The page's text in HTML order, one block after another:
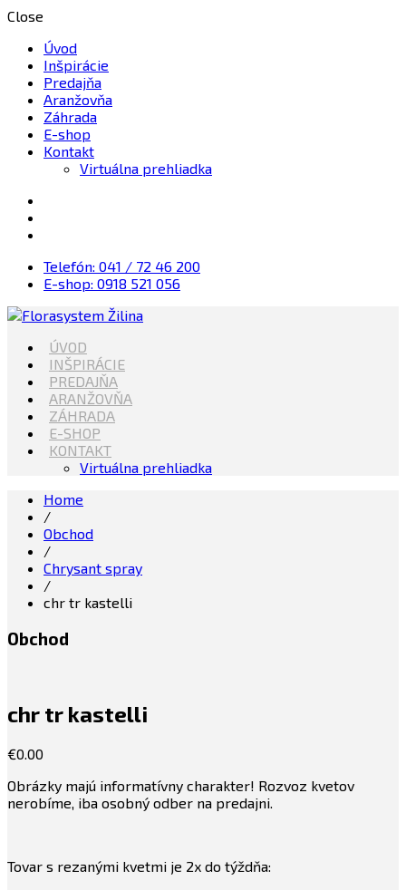
Close
Úvod
Inšpirácie
Predajňa
Aranžovňa
Záhrada
E-shop
Kontakt
Virtuálna prehliadka
Telefón: 041 / 72 46 200
E-shop: 0918 521 056
Florasystem Žilina
Kvety, Sviečky, dekorácie, Záhrada
ÚVOD
INŠPIRÁCIE
PREDAJŇA
ARANŽOVŇA
ZÁHRADA
E-SHOP
KONTAKT
Virtuálna prehliadka
Home
/
Obchod
/
Chrysant spray
/
chr tr kastelli
Obchod
chr tr kastelli
€0.00
Obrázky majú informatívny charakter! Rozvoz kvetov
nerobíme, iba osobný odber na predajni.
Tovar s rezanými kvetmi je 2x do týždňa: